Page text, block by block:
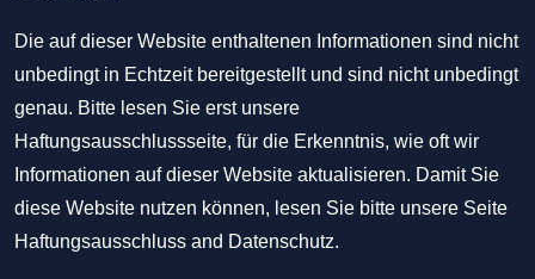
Die auf dieser Website enthaltenen Informationen sind nicht
unbedingt in Echtzeit bereitgestellt und sind nicht unbedingt
genau. Bitte lesen Sie erst unsere
Haftungsausschlussseite, für die Erkenntnis, wie oft wir
Informationen auf dieser Website aktualisieren. Damit Sie
diese Website nutzen können, lesen Sie bitte unsere Seite
Haftungsausschluss and Datenschutz.